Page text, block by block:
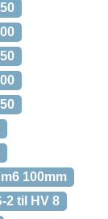
100mm
2 til HV 8